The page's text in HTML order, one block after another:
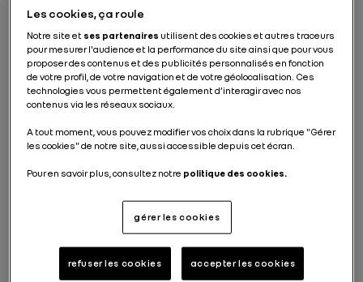
Philippe Brunet
Chief Technology Officer, Renault Group
Philippe Brunet débute sa carrière en 1988 à
l’Aérospatiale, dans la conception des satellites
En 1989, il rejoint l’équipe Renault Formula One team
en tant qu’ingénieur motoriste. Il y occupe jusqu’en
1999 différents postes dans le développement du
Les cookies, ça roule
Notre site et ses partenaires utilisent des cookies et autres traceurs
pour mesurer l'audience et la performance du site ainsi que pour vous
proposer des contenus et des publicités personnalisés en fonction
de votre profil, de votre navigation et de votre géolocalisation. Ces
technologies vous permettent également d’interagir avec nos
contenus via les réseaux sociaux.
A tout moment, vous pouvez modifier vos choix dans la rubrique "Gérer
les cookies" de notre site, aussi accessible depuis cet écran.
Pour en savoir plus, consultez notre politique des cookies.
gérer les cookies
refuser les cookies accepter les cookies